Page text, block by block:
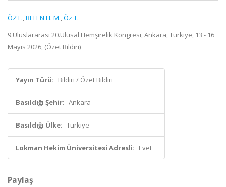
ÖZ F.,BELEN H. M.,Öz T.
9.Uluslararası 20.Ulusal Hemşirelik Kongresi, Ankara, Türkiye, 13 - 16
Mayıs 2026, (Özet Bildiri)
Yayın Türü: Bildiri / Özet Bildiri
Basıldığı Şehir: Ankara
Basıldığı Ülke: Türkiye
Lokman Hekim Üniversitesi Adresli: Evet
Paylaş